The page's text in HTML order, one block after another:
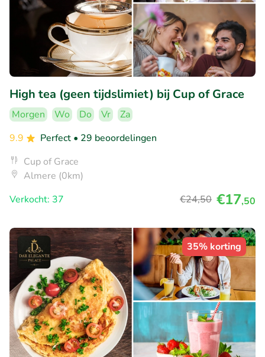
High tea (geen tijdslimiet) bij Cup of Grace
Morgen Wo Do Vr
Za
9.9
Perfect • 29 beoordelingen
Cup of Grace
Almere (0km)
Verkocht: 37
€24,50 €17,50
35% korting